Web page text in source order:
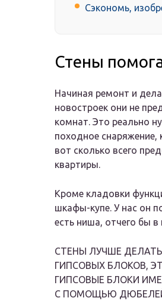
Сэкономь,
Стены
Начиная ремонт и
новостроек они не
комнат. Это реально
походное
вот сколько всего
квартиры.
Кроме кладовки
шкафы-купе. У нас он
есть ниша, отчего бы в
СТЕНЫ ЛУЧШЕ
ГИПСОВЫХ БЛОКОВ,
ГИПСОВЫЕ БЛОКИ
С ПОМОЩЬЮ